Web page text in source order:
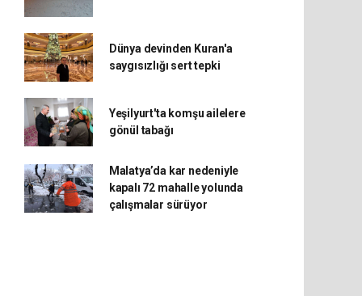
Dünya devinden Kuran'a
saygısızlığı sert tepki
Yeşilyurt'ta komşu ailelere
gönül tabağı
Malatya’da kar nedeniyle
kapalı 72 mahalle yolunda
çalışmalar sürüyor